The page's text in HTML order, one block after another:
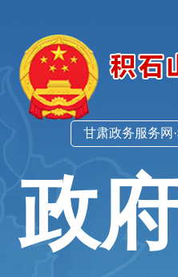
甘肃政务服务网
政